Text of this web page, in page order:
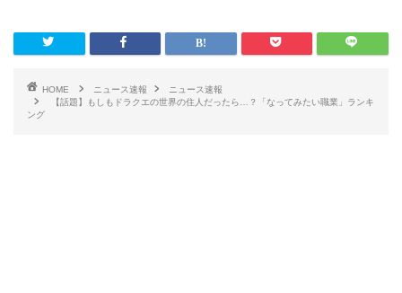
HOME ニュース速報
ニュース速報
【話題】もしもドラクエの世界の住人だったら…？「なってみたい職業」ランキ
ング